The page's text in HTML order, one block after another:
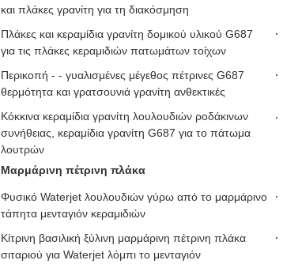
και πλάκες γρανίτη για τη διακόσμηση
Πλάκες και κεραμίδια γρανίτη δομικού υλικού G687
για τις πλάκες κεραμιδιών πατωμάτων τοίχων
Περικοπή - - γυαλισμένες μέγεθος πέτρινες G687
θερμότητα και γρατσουνιά γρανίτη ανθεκτικές
Κόκκινα κεραμίδια γρανίτη λουλουδιών ροδάκινων
συνήθειας, κεραμίδια γρανίτη G687 για το πάτωμα
λουτρών
Μαρμάρινη πέτρινη πλάκα
Φυσικό Waterjet λουλουδιών γύρω από το μαρμάρινο
τάπητα μενταγιόν κεραμιδιών
Κίτρινη βασιλική ξύλινη μαρμάρινη πέτρινη πλάκα
σιταριού για Waterjet λόμπι το μενταγιόν